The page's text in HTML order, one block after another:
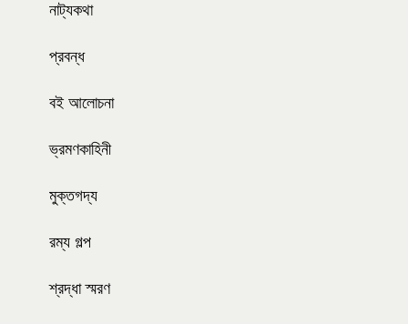
নাট্যকথা
প্রবন্ধ
বই আলোচনা
ভ্রমণকাহিনী
মুক্তগদ্য
রম্য গল্প
শ্রদ্ধা স্মরণ